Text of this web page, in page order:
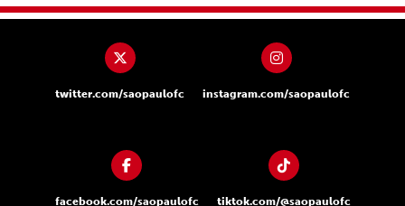
twitter.com/saopaulofc instagram.com/saopaulofc
facebook.com/saopaulofc tiktok.com/@saopaulofc